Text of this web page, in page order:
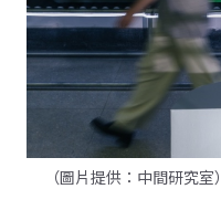
（圖片提供：中間研究室）